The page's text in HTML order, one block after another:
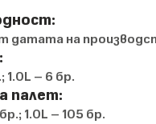
датата на
1.0L – 6 бр.
палет:
1.0L – 105 бр.